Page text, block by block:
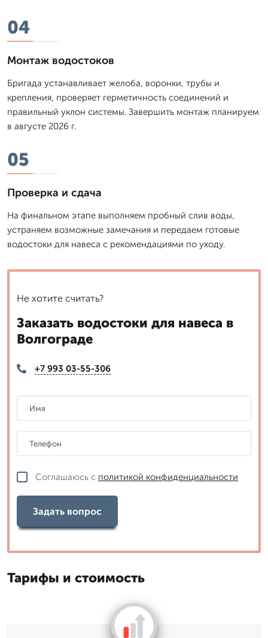
04
Монтаж водостоков
Бригада устанавливает желоба, воронки, трубы и
крепления, проверяет герметичность соединений и
правильный уклон системы. Завершить монтаж планируем
в августе 2026 г.
05
Проверка и сдача
На финальном этапе выполняем пробный слив воды,
устраняем возможные замечания и передаем готовые
водостоки для навеса с рекомендациями по уходу.
Не хотите считать?
Заказать водостоки для навеса в
Волгограде
+7 993 03-55-306
Соглашаюсь с политикой конфиденциальности
Задать вопрос
Тарифы и стоимость